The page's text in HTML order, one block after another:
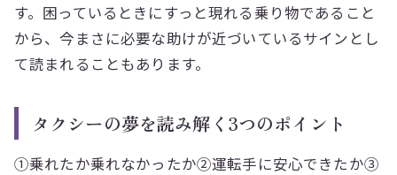
す。困っているときにすっと現れる乗り物であること
から、今まさに必要な助けが近づいているサインとし
て読まれることもあります。
タクシーの夢を読み解く3つのポイント
①乗れたか乗れなかったか②運転手に安心できたか③